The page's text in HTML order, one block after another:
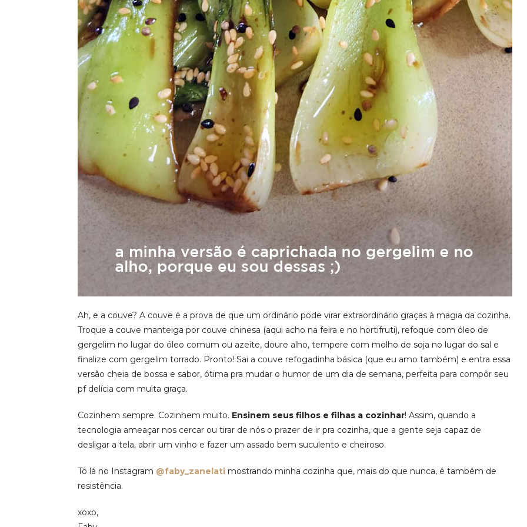
Ah, e a couve? A couve é a prova de que um ordinário pode virar extraordinário graças à magia da cozinha.
Troque a couve manteiga por couve chinesa (aqui acho na feira e no hortifruti), refoque com óleo de
gergelim no lugar do óleo comum ou azeite, doure alho, tempere com molho de soja no lugar do sal e
finalize com gergelim torrado. Pronto! Sai a couve refogadinha básica (que eu amo também) e entra essa
versão cheia de bossa e sabor, ótima pra mudar o humor de um dia de semana, perfeita para compôr seu
pf delícia com muita graça.
Cozinhem sempre. Cozinhem muito. Ensinem seus filhos e filhas a cozinhar! Assim, quando a
tecnologia ameaçar nos cercar ou tirar de nós o prazer de ir pra cozinha, que a gente seja capaz de
desligar a tela, abrir um vinho e fazer um assado bem suculento e cheiroso.
Tô lá no Instagram @faby_zanelati mostrando minha cozinha que, mais do que nunca, é também de
resistência.
xoxo,